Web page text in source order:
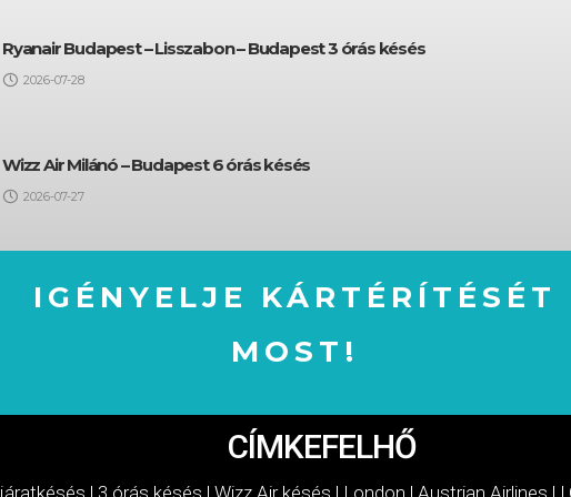
Ryanair Budapest – Lisszabon – Budapest 3 órás késés
2026-07-28
Wizz Air Milánó – Budapest 6 órás késés
2026-07-27
IGÉNYELJE KÁRTÉRÍTÉSÉT
MOST!
CÍMKEFELHŐ
járatkésés | 3 órás késés | Wizz Air késés | London | Austrian Airlines |